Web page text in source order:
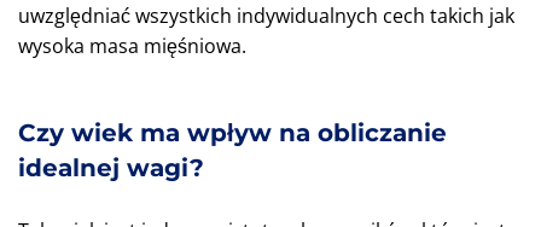
uwzględniać wszystkich indywidualnych cech takich jak
wysoka masa mięśniowa.
Czy wiek ma wpływ na obliczanie
idealnej wagi?